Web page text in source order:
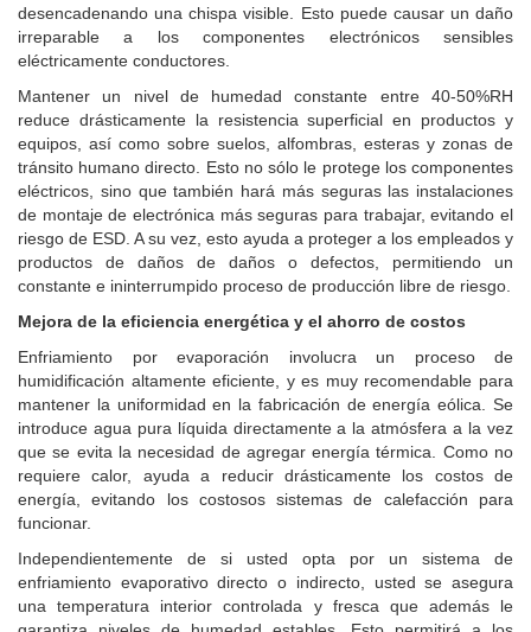
desencadenando una chispa visible. Esto puede causar un daño
irreparable a los componentes electrónicos sensibles
eléctricamente conductores.
Mantener un nivel de humedad constante entre 40-50%RH
reduce drásticamente la resistencia superficial en productos y
equipos, así como sobre suelos, alfombras, esteras y zonas de
tránsito humano directo. Esto no sólo le protege los componentes
eléctricos, sino que también hará más seguras las instalaciones
de montaje de electrónica más seguras para trabajar, evitando el
riesgo de ESD. A su vez, esto ayuda a proteger a los empleados y
productos de daños de daños o defectos, permitiendo un
constante e ininterrumpido proceso de producción libre de riesgo.
Mejora de la eficiencia energética y el ahorro de costos
Enfriamiento por evaporación involucra un proceso de
humidificación altamente eficiente, y es muy recomendable para
mantener la uniformidad en la fabricación de energía eólica. Se
introduce agua pura líquida directamente a la atmósfera a la vez
que se evita la necesidad de agregar energía térmica. Como no
requiere calor, ayuda a reducir drásticamente los costos de
energía, evitando los costosos sistemas de calefacción para
funcionar.
Independientemente de si usted opta por un sistema de
enfriamiento evaporativo directo o indirecto, usted se asegura
una temperatura interior controlada y fresca que además le